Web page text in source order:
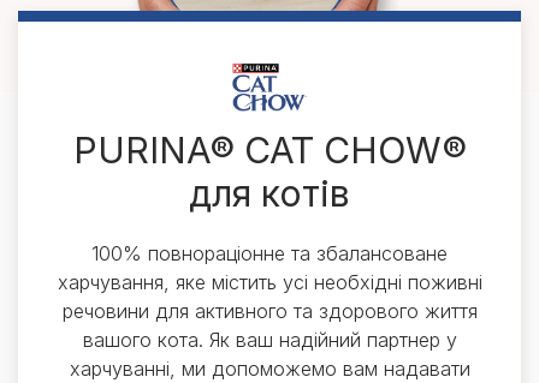
PURINA® CAT CHOW®
для котів
100% повнораціонне та збалансоване
харчування, яке містить усі необхідні поживні
речовини для активного та здорового життя
вашого кота. Як ваш надійний партнер у
харчуванні, ми допоможемо вам надавати